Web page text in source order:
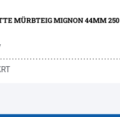
MÜRBTEIG MIGNON 44MM 250